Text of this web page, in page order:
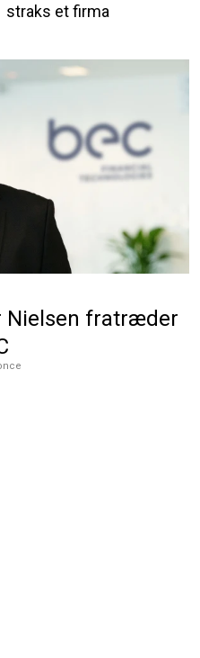
straks et firma
Nielsen fratræder